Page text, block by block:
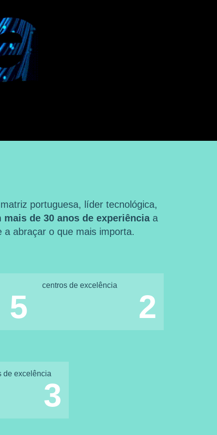
portuguesa, líder tecnológica,
mais de 30 anos de experiênciaa
a abraçar o que mais importa.
5
centros de excelência
2
de excelência
3